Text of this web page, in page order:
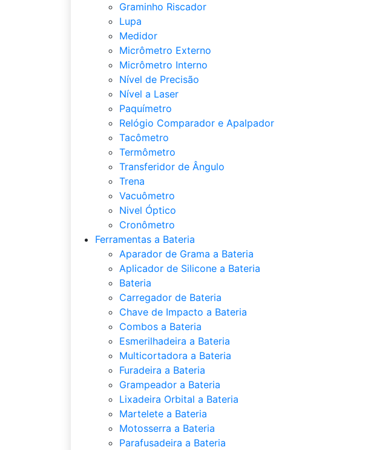
Graminho Riscador
Lupa
Medidor
Micrômetro Externo
Micrômetro Interno
Nível de Precisão
Nível a Laser
Paquímetro
Relógio Comparador e Apalpador
Tacômetro
Termômetro
Transferidor de Ângulo
Trena
Vacuômetro
Nivel Óptico
Cronômetro
Ferramentas a Bateria
Aparador de Grama a Bateria
Aplicador de Silicone a Bateria
Bateria
Carregador de Bateria
Chave de Impacto a Bateria
Combos a Bateria
Esmerilhadeira a Bateria
Multicortadora a Bateria
Furadeira a Bateria
Grampeador a Bateria
Lixadeira Orbital a Bateria
Martelete a Bateria
Motosserra a Bateria
Parafusadeira a Bateria